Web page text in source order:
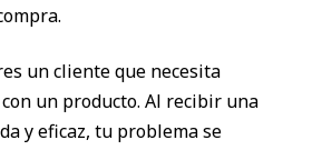
un cliente que necesita
un producto. Al recibir una
y eficaz, tu problema se